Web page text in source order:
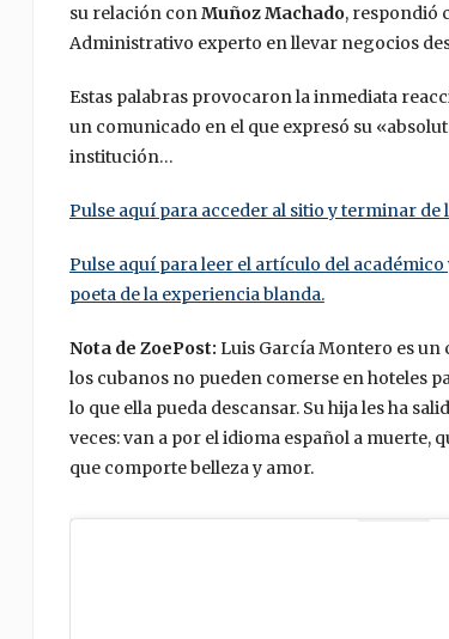
su relación conMuñoz Machado, respondió
Administrativo experto en llevar negocios
Estas palabras provocaron la inmediata
un comunicado en el que expresó su
institución…
Pulse aquí para acceder al sitio y terminar de
Pulse aquí para leer el artículo del
poeta de la experiencia blanda.
Nota de ZoePost: Luis García Montero es un
los cubanos no pueden comerse en hoteles
lo que ella pueda descansar. Su hija les ha
veces: van a por el idioma español a muerte,
que comporte belleza y amor.